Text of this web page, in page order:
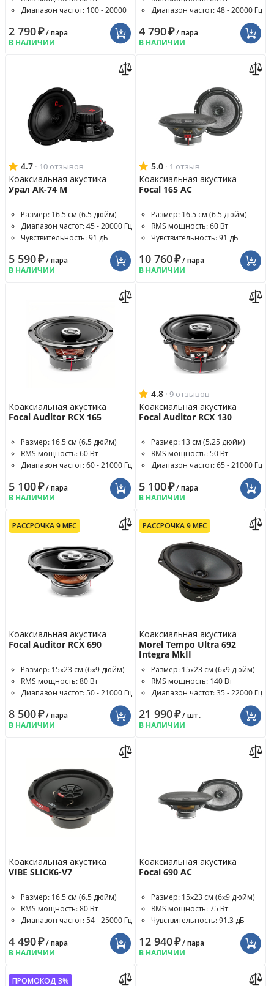
Диапазон частот: 100 - 20000
2 790₽/ пара
В НАЛИЧИИ
Диапазон частот: 48 - 20000 Гц
4 790₽/ пара
В НАЛИЧИИ
4.7 · 10 отзывов
Коаксиальная акустика
Урал АК-74 М
Размер: 16.5 см (6.5 дюйм)
Диапазон частот: 45 - 20000 Гц
Чувствительность: 91 дБ
5 590₽/ пара
В НАЛИЧИИ
5.0 · 1 отзыв
Коаксиальная акустика
Focal 165 AC
Размер: 16.5 см (6.5 дюйм)
RMS мощность: 60 Вт
Чувствительность: 91 дБ
10 760₽/ пара
В НАЛИЧИИ
Коаксиальная акустика
Focal Auditor RCX 165
Размер: 16.5 см (6.5 дюйм)
RMS мощность: 60 Вт
Диапазон частот: 60 - 21000 Гц
5 100₽/ пара
В НАЛИЧИИ
4.8 · 9 отзывов
Коаксиальная акустика
Focal Auditor RCX 130
Размер: 13 см (5.25 дюйм)
RMS мощность: 50 Вт
Диапазон частот: 65 - 21000 Гц
5 100₽/ пара
В НАЛИЧИИ
РАССРОЧКА 9 МЕС
Коаксиальная акустика
Focal Auditor RCX 690
Размер: 15x23 см (6x9 дюйм)
RMS мощность: 80 Вт
Диапазон частот: 50 - 21000 Гц
8 500₽/ пара
В НАЛИЧИИ
РАССРОЧКА 9 МЕС
Коаксиальная акустика
Morel Tempo Ultra 692
Integra MkII
Размер: 15x23 см (6x9 дюйм)
RMS мощность: 140 Вт
Диапазон частот: 35 - 22000 Гц
21 990₽/ шт.
В НАЛИЧИИ
Коаксиальная акустика
VIBE SLICK6-V7
Размер: 16.5 см (6.5 дюйм)
RMS мощность: 80 Вт
Диапазон частот: 54 - 25000 Гц
4 490₽/ пара
В НАЛИЧИИ
Коаксиальная акустика
Focal 690 AC
Размер: 15x23 см (6x9 дюйм)
RMS мощность: 75 Вт
Чувствительность: 91.3 дБ
12 940₽/ пара
В НАЛИЧИИ
ПРОМОКОД 3%